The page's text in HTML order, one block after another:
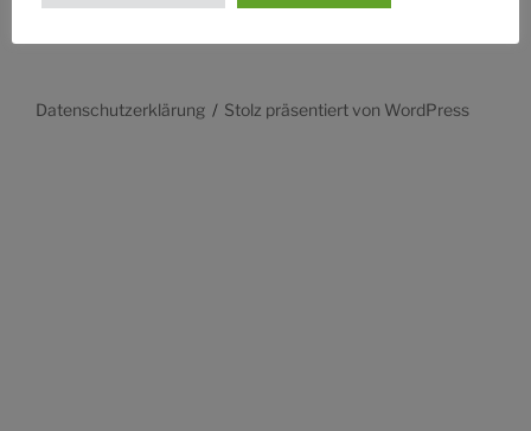
Datenschutzerklärung Stolz präsentiert von WordPress